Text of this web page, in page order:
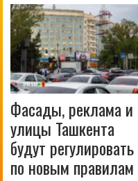
Фасады, реклама и
улицы Ташкента
будут регулировать
по новым правилам